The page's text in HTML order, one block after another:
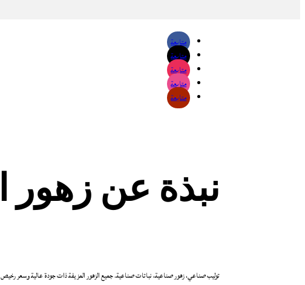
متابعة
متابعة
متابعة
متابعة
متابعة
نبذة عن زهور
توليب صناعي، زهور صناعية، نباتات صناعية. جميع الزهور المزيفة ذات جودة عالية وسعر